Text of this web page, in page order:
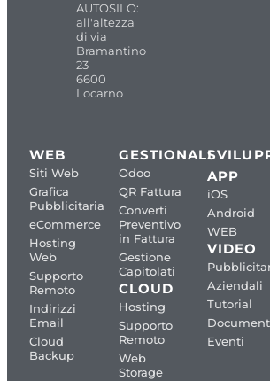
AUTOSILO:
all'altezza
di via
Bramantino
23
6600
Locarno
WEB
Siti Web
Grafica
Pubblicitaria
eCommerce
Hosting
Web
Supporto
Remoto
Indirizzi
Email
Cloud
Backup
GESTIONALI
Odoo
QR Fattura
Converti
Preventivo
in Fattura
Gestione
Capitolati
CLOUD
Hosting
Supporto
Remoto
Web
Storage
APP
iOS
Android
WEB
VIDEO
Aziendali
Tutorial
Eventi